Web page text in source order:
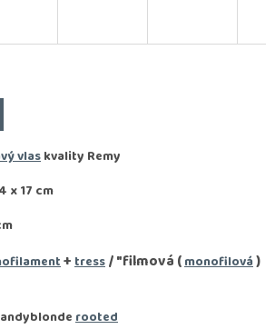
vlaskvality Remy
x 17 cm
+tress/ "filmová (monofilová)
rooted